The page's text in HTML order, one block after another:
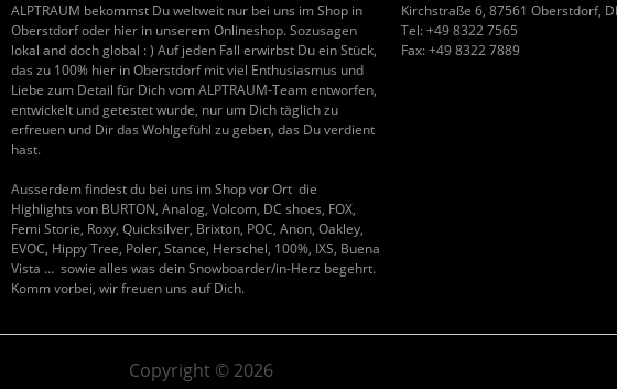
ALPTRAUM bekommst Du weltweit nur bei uns im Shop in
Oberstdorf oder hier in unserem Onlineshop. Sozusagen
lokal and doch global : ) Auf jeden Fall erwirbst Du ein Stück,
das zu 100% hier in Oberstdorf mit viel Enthusiasmus und
Liebe zum Detail für Dich vom ALPTRAUM-Team entworfen,
entwickelt und getestet wurde, nur um Dich täglich zu
erfreuen und Dir das Wohlgefühl zu geben, das Du verdient
hast.
Ausserdem findest du bei uns im Shop vor Ort die
Highlights von BURTON, Analog, Volcom, DC shoes, FOX,
Femi Storie, Roxy, Quicksilver, Brixton, POC, Anon, Oakley,
EVOC, Hippy Tree, Poler, Stance, Herschel, 100%, IXS, Buena
Vista … sowie alles was dein Snowboarder/in-Herz begehrt.
Komm vorbei, wir freuen uns auf Dich.
Kirchstraße 6, 87561 Oberstdorf,
Tel: +49 8322 7565
Fax: +49 8322 7889
Copyright © 2026